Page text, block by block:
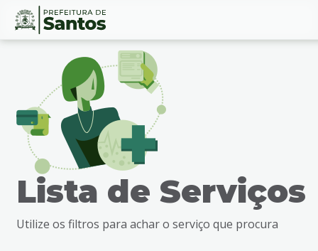
Ir
busca
Conteúdo
Lista de Serviços
Utilize os filtros para achar o serviço que procura